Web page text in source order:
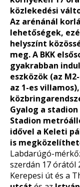
közlekedési
Az arénánál
lehetőségek,
helyszínt
meg. A BKK
gyakrabban
eszközök (az
az 1-es
Gyalog a stadion
Stadion
idővel a Keleti
is
Labdarúgó-
szerdán 17 órától
Kerepesi út és a